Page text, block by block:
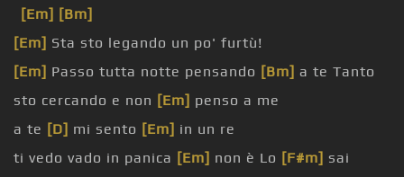
[Em] [Bm]
[Em] Sta sto legando un po' furtù!
[Em] Passo tutta notte pensando [Bm] a te Tanto
sto cercando e non [Em] penso a me
a te [D] mi sento [Em] in un re
ti vedo vado in panica [Em] non è Lo [F#m] sai